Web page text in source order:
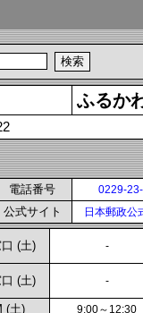
ふるか
電話番号 0229-
公式サイト 日本郵政公
(土) -
(土) -
(土) 9:00～12:30